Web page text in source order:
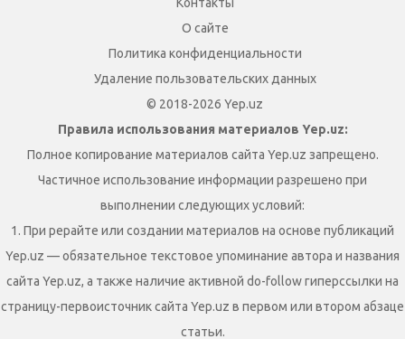
О сайте
Политика конфиденциальности
Удаление пользовательских данных
© 2018-2026 Yep.uz
Правила использования материалов Yep.uz:
Полное копирование материалов сайта Yep.uz запрещено.
Частичное использование информации разрешено при
выполнении следующих условий:
1. При рерайте или создании материалов на основе публикаций
Yep.uz — обязательное текстовое упоминание автора и названия
сайта Yep.uz, а также наличие активной do-follow гиперссылки на
страницу-первоисточник сайта Yep.uz в первом или втором абзаце
статьи.